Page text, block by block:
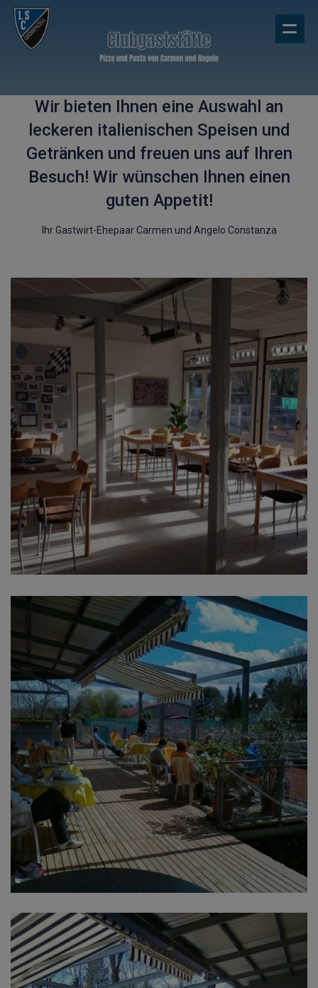
Wir bieten Ihnen eine Auswahl an
leckeren italienischen Speisen und
Getränken und freuen uns auf Ihren
Besuch! Wir wünschen Ihnen einen
guten Appetit!
Ihr Gastwirt-Ehepaar Carmen und Angelo Constanza